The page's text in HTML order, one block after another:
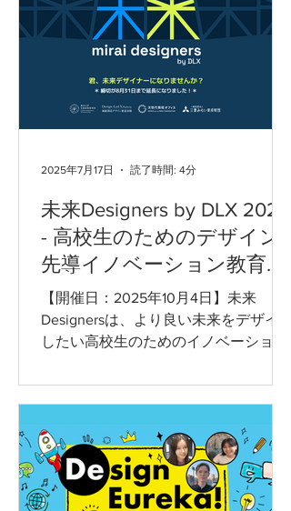
未来Designers by DLX 2025
- 高校生のためのデザイン
先導イノベーション教育プ
ログラム
【開催日：2025年10月4日】未来
Designersは、より良い未来をデザイン
したい高校生のためのイノベーション
術研究所 価値創造デザイン推進基盤
DLXデザインラボによる、科学、テク
ノロジー、そして人間を中心においた
デザインの力を通じて、実践的なデザ
イン先導イノベーションを学びます。
2025年7月17日 読了時間: 4分